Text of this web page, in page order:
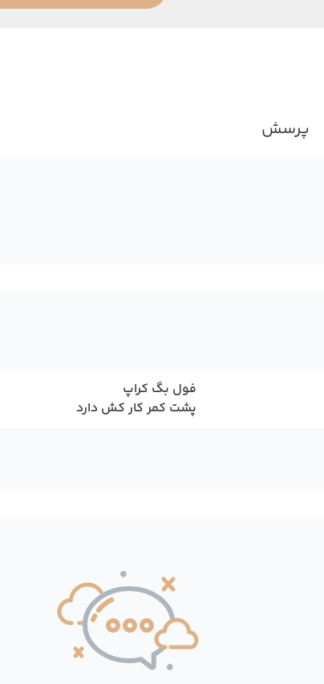
پرسش
فول بگ کراپ
پشت کمر کار کش دارد